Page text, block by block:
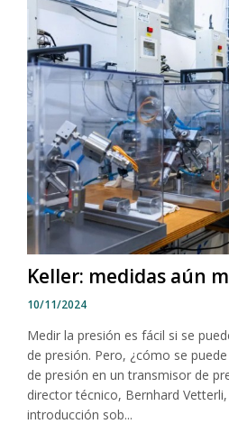
Keller: medidas aún
10/11/2024
Medir la presión es fácil si se
de presión. Pero, ¿cómo se
de presión en un transmisor de
director técnico, Bernhard
introducción sob...